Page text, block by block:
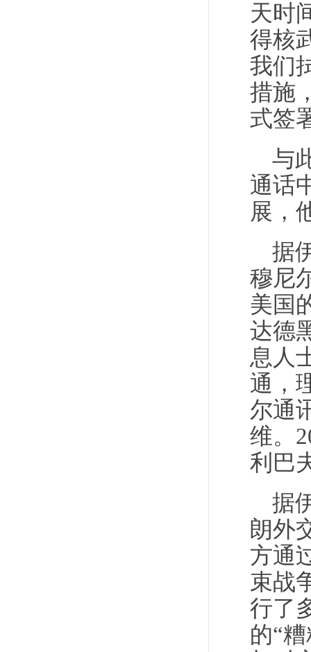
天时
得核
我们
措施
式签
与
通话
展，
据
穆尼
美国
达德
息人
通，
尔通
维。
利巴
据
朗外
方通
束战
行了
的“